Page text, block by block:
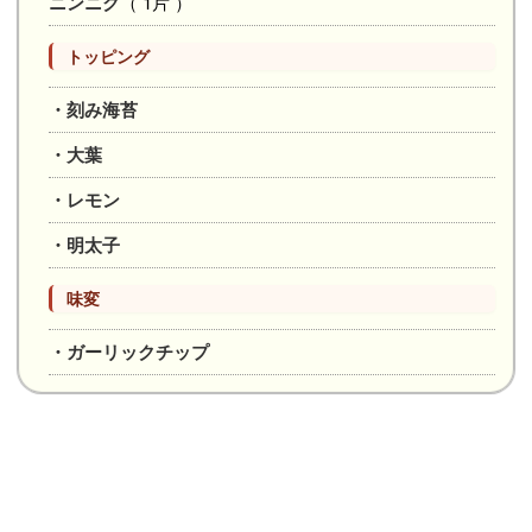
トッピング
・刻み海苔
・大葉
・レモン
・明太子
味変
・ガーリックチップ